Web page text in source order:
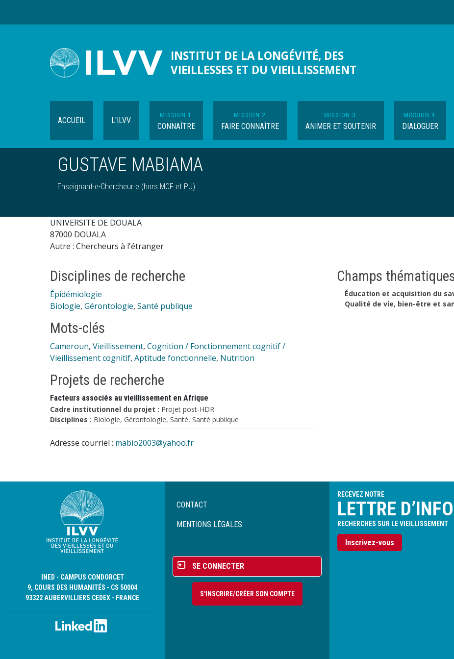
INSTITUT DE LA LONGÉVITÉ, DES
VIEILLESSES ET DU VIEILLISSEMENT
ACCUEIL L'ILVV
MISSION 1
CONNAÎTRE
MISSION 2
FAIRE CONNAÎTRE
MISSION 3
ANIMER ET SOUTENIR
MISSION 4
DIALOGUER
GUSTAVE MABIAMA
Enseignant·e-Chercheur·e (hors MCF et PU)
UNIVERSITE DE DOUALA
87000 DOUALA
Autre : Chercheurs à l'étranger
Disciplines de recherche
Épidémiologie
Biologie, Gérontologie, Santé publique
Mots-clés
Cameroun, Vieillissement, Cognition / Fonctionnement cognitif /
Vieillissement cognitif, Aptitude fonctionnelle, Nutrition
Champs
Éducation et acquisition du
Qualité de vie, bien-être et
Projets de recherche
Facteurs associés au vieillissement en Afrique
Cadre institutionnel du projet : Projet post-HDR
Disciplines : Biologie, Gérontologie, Santé, Santé publique
Adresse courriel : mabio2003@yahoo.fr
INED - CAMPUS CONDORCET
9, COURS DES HUMANITÉS - CS 50004
93322 AUBERVILLIERS CEDEX - FRANCE
Menu
de
CONTACT
MENTIONS LÉGALES
Menu
du
compte
l'utilisateur
SE CONNECTER
S'INSCRIRE/CRÉER SON COMPTE
RECEVEZ NOTRE
LETTRE D’INFO
RECHERCHES SUR LE VIEILLISSEMENT
Inscrivez-vous